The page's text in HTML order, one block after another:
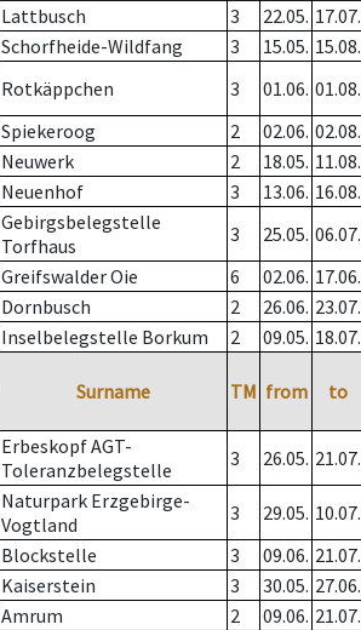
Lattbusch 3 22.05. 17.07.
Schorfheide-Wildfang 3 15.05. 15.08.
Rotkäppchen 3 01.06. 01.08.
Spiekeroog 2 02.06. 02.08.
Neuwerk 2 18.05. 11.08.
Neuenhof 3 13.06. 16.08.
Gebirgsbelegstelle
Torfhaus
3 25.05. 06.07.
Greifswalder Oie 6 02.06. 17.06.
Dornbusch 2 26.06. 23.07.
Inselbelegstelle Borkum 2 09.05. 18.07.
Surname TM from to
Erbeskopf AGT-
Toleranzbelegstelle
3 26.05. 21.07.
Naturpark Erzgebirge-
Vogtland
3 29.05. 10.07.
Blockstelle 3 09.06. 21.07.
Kaiserstein 3 30.05. 27.06.
Amrum 2 09.06. 21.07.